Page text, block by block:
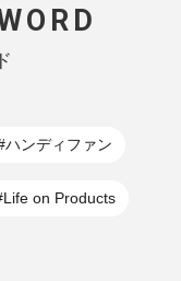
ハンディファン
on Products